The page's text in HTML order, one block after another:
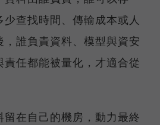
查找時間、傳輸成本或人
誰負責資料、模型與資安
任都能被量化，才適合從
在自己的機房，動力最終